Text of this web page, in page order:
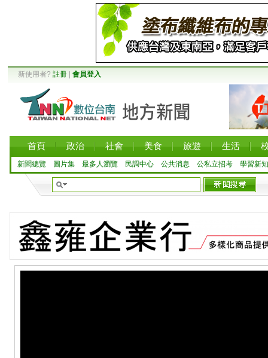
新使用者? 註冊 會員登入
首頁 政治 社會 美食 旅遊 生活
新聞總覽 圖片集 最多人瀏覽 民調中心 公共消息 公私立招考 學習新知